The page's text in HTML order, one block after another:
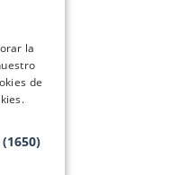
la
de
(1650)